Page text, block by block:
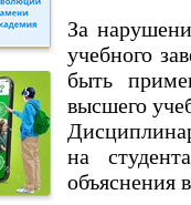
За
учебного
быть
высшего
на
объяснения